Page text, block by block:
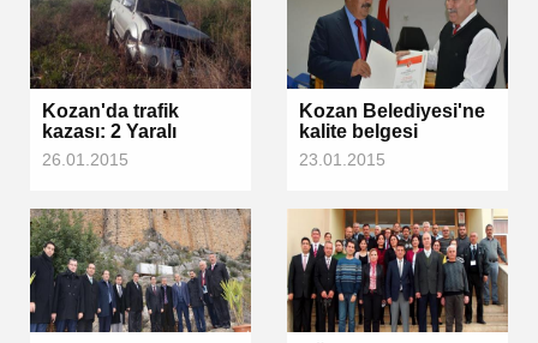
Kozan'da trafik
kazası: 2 Yaralı
26.01.2015
Kozan Belediyesi'ne
kalite belgesi
23.01.2015